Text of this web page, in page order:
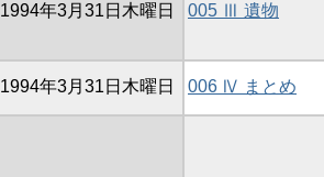
1994年3月31日木曜日 005 Ⅲ 遺物
1994年3月31日木曜日 006 Ⅳ まとめ